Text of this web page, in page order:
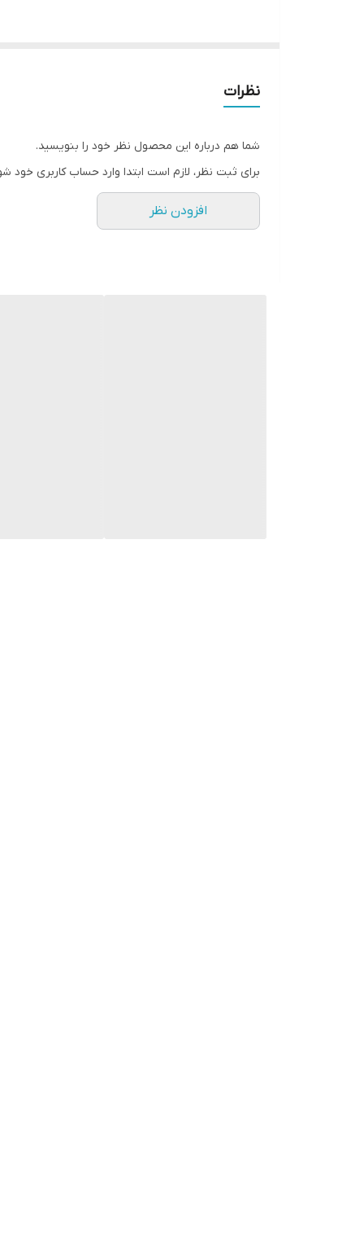
نظرات
شما هم درباره این محصول نظر خود را بنویسید.
برای ثبت نظر، لازم است ابتدا وارد حساب کاربری خود
افزودن نظر